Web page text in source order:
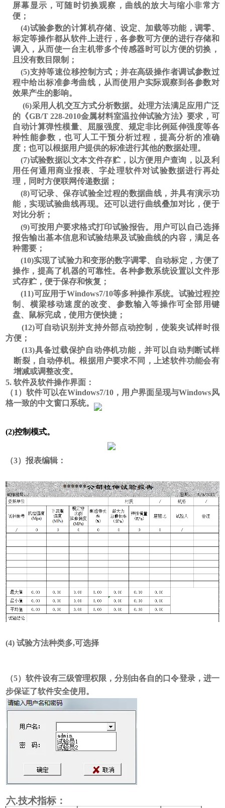
屏幕显示，可随时切换观察，曲线的放大与缩小非常方
便；
(4)试验参数的计算机存储、设定、加载等功能，调零、
标定等操作都从软件上进行，各参数可方便的进行存储和
调入，从而使一台主机带多个传感器时可以方便的切换，
且没有数目限制；
(5)支持等速位移控制方式；并在高级操作者调试参数过
程中给出标准参考曲线，从而使用户实际观察到各参数对
效果产生的影响。
(6)采用人机交互方式分析数据。处理方法满足应用广泛
的《GB/T 228-2010金属材料室温拉伸试验方法》要求，可
自动计算弹性模量、屈服强度、规定非比例延伸强度等各
种性能参数，也可人工干预分析过程，提高分析的准确
度；也可以根据用户提供的标准进行其他的数据处理。
(7)试验数据以文本文件存贮，以方便用户查询，以及利
用任何通用商业报表、字处理软件对试验数据进行再处
理，同时方便联网传递数据；
(8)可记录、保存试验全过程的数据曲线，并具有演示功
能，实现试验曲线再现。还可以进行曲线叠加对比，便于
对比分析；
(9)可按用户要求格式打印试验报告。用户可以自己选择
报告输出基本信息和试验结果及试验曲线的内容，满足各
种需要；
(10)实现了试验力和变形的数字调零、自动标定，方便了
操作，提高了机器的可靠性。各种参数系统设置以文件形
式存贮，便于保存和恢复；
(11)可应用于Windows7/10等多种操作系统。试验过程控
制、横梁移动速度的改变、参数输入等操作可全部用键
盘、鼠标完成，使用方便快捷；
(12)可自动识别并支持外部点动控制，使装夹试样时很
方便；
(13)具备过载保护自动停机功能，并可以自动判断试样
断裂，自动停机。根据用户要求不同，上述软件功能会有
增减或调整改变。
5. 软件及软件操作界面：
（1）软件可以在Windows7/10，用户界面呈现与Windows风
格一致的中文窗口系统。
(2)控制模式。
（3）报表编辑：
(4)试验方法种类多,可选择
（5）软件设有三级管理权限，分别由各自的口令登录， 进一
步保证了软件安全使用 。
六.技术指标：